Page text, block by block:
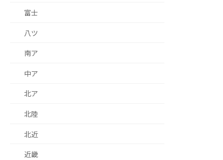
富士
八ツ
南ア
中ア
北ア
北陸
北近
近畿